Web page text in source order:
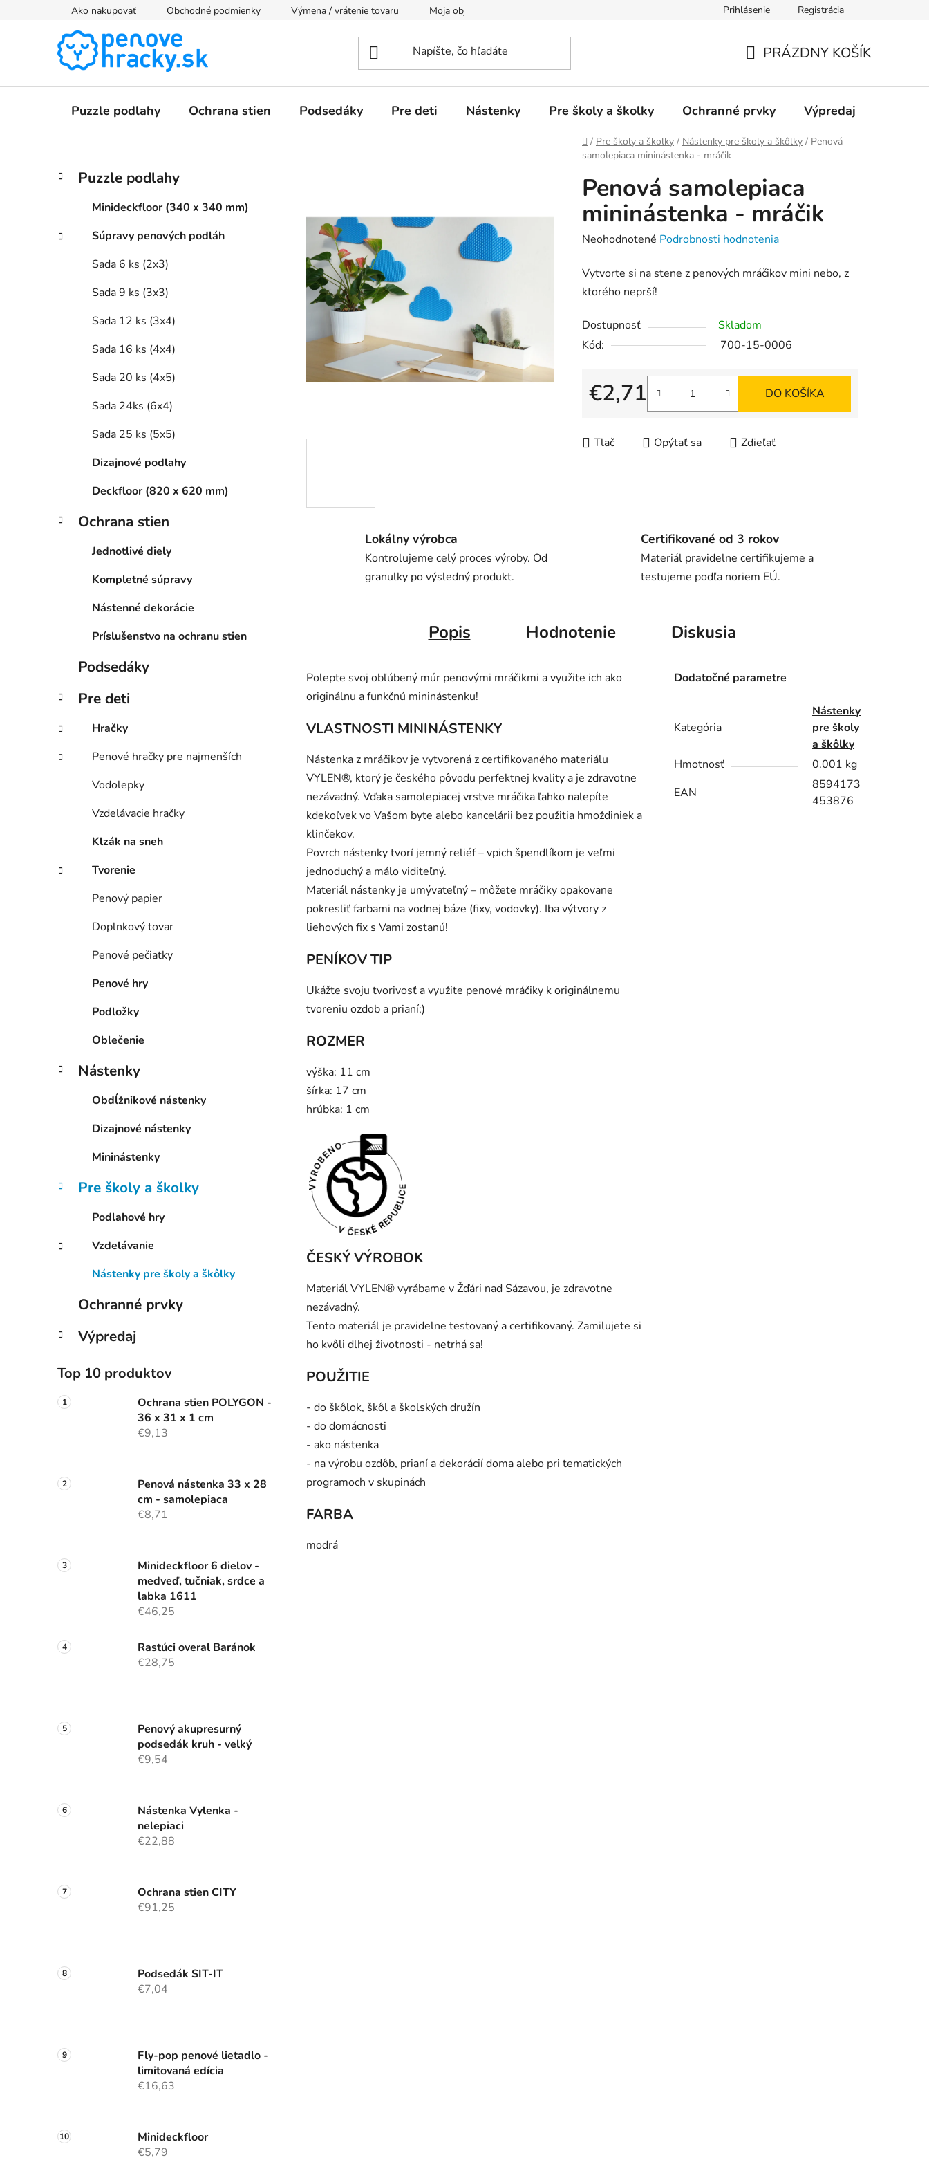
Ako nakupovať Obchodné podmienky Výmena / vrátenie tovaru Moja objednávka Podmienky ochrany osobných údajov Kontakty
Prihlásenie Registrácia
KOŠÍK
PRÁZDNY KOŠÍK
Puzzle podlahy Ochrana stien Podsedáky Pre deti Nástenky Pre školy a školky Ochranné prvky Výpredaj
Domov
/ Pre školy a školky / Nástenky pre školy a škôlky / Penová
samolepiaca mininástenka - mráčik
B
ý
Preskočiť
kategórie
K
a
g
ó
Puzzle podlahy
Minideckfloor (340 x 340 mm)
Súpravy penových podláh
Sada 6 ks (2x3)
Sada 9 ks (3x3)
Sada 12 ks (3x4)
Sada 16 ks (4x4)
Sada 20 ks (4x5)
Sada 24ks (6x4)
Sada 25 ks (5x5)
Dizajnové podlahy
Deckfloor (820 x 620 mm)
Ochrana stien
Jednotlivé diely
Kompletné súpravy
Nástenné dekorácie
Príslušenstvo na ochranu stien
Podsedáky
Pre deti
Hračky
Penové hračky pre najmenších
Vodolepky
Vzdelávacie hračky
Klzák na sneh
Tvorenie
Penový papier
Doplnkový tovar
Penové pečiatky
Penové hry
Podložky
Oblečenie
Nástenky
Obdĺžnikové nástenky
Dizajnové nástenky
Mininástenky
Pre školy a školky
Podlahové hry
Vzdelávanie
Nástenky pre školy a škôlky
Ochranné prvky
Výpredaj
Top 10 produktov
Ochrana stien POLYGON -
36 x 31 x 1 cm
€9,13
Penová nástenka 33 x 28
cm - samolepiaca
€8,71
Minideckfloor 6 dielov -
medveď, tučniak, srdce a
labka 1611
€46,25
Rastúci overal Baránok
€28,75
Penový akupresurný
podsedák kruh - velký
€9,54
Nástenka Vylenka -
nelepiaci
€22,88
Ochrana stien CITY
€91,25
Podsedák SIT-IT
€7,04
Fly-pop penové lietadlo -
limitovaná edícia
€16,63
Minideckfloor
€5,79
Penová samolepiaca
mininástenka - mráčik
Priemerné
produktu
je
z
5
Neohodnotené Podrobnosti hodnotenia
Vytvorte si na stene z penových mráčikov mini nebo, z
ktorého neprší!
Dostupnosť
Skladom
Kód:
700-15-0006
€2,71
Jednotková cena:
DO KOŠÍKA
Tlač Opýtať sa Zdieľať
Lokálny výrobca
Kontrolujeme celý proces výroby. Od
granulky po výsledný produkt.
Certifikované od 3 rokov
Materiál pravidelne certifikujeme a
testujeme podľa noriem EÚ.
Popis Hodnotenie Diskusia
Polepte svoj obľúbený múr penovými mráčikmi a využite ich ako
originálnu a funkčnú mininástenku!
VLASTNOSTI MININÁSTENKY
Nástenka z mráčikov je vytvorená z certifikovaného materiálu
VYLEN®, ktorý je českého pôvodu perfektnej kvality a je zdravotne
nezávadný. Vďaka samolepiacej vrstve mráčika ľahko nalepíte
kdekoľvek vo Vašom byte alebo kancelárii bez použitia hmoždiniek a
klinčekov.
Povrch nástenky tvorí jemný reliéf – vpich špendlíkom je veľmi
jednoduchý a málo viditeľný.
Materiál nástenky je umývateľný – môžete mráčiky opakovane
pokresliť farbami na vodnej báze (fixy, vodovky). Iba výtvory z
liehových fix s Vami zostanú!
PENÍKOV TIP
Ukážte svoju tvorivosť a využite penové mráčiky k originálnemu
tvoreniu ozdob a prianí;)
ROZMER
výška: 11 cm
šírka: 17 cm
hrúbka: 1 cm
ČESKÝ VÝROBOK
Materiál VYLEN® vyrábame v Žďári nad Sázavou, je zdravotne
nezávadný.
Tento materiál je pravidelne testovaný a certifikovaný. Zamilujete si
ho kvôli dlhej životnosti - netrhá sa!
POUŽITIE
- do škôlok, škôl a školských družín
- do domácnosti
- ako nástenka
- na výrobu ozdôb, prianí a dekorácií doma alebo pri tematických
programoch v skupinách
FARBA
modrá
Dodatočné parametre
Kategória
Nástenky
pre školy
a škôlky
Hmotnosť
0.001 kg
EAN
8594173
453876